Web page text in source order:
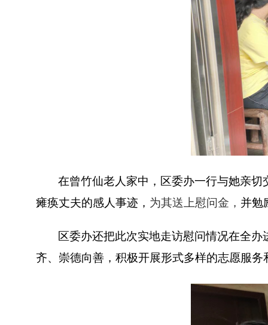
在曾竹仙老人家中，区委办一行与她亲
瘫痪丈夫的感人事迹， 为其送上慰问金， 并勉
区委办还把此次实地走访慰问情况在全
齐、崇德向善，积极开展形式多样的志愿服